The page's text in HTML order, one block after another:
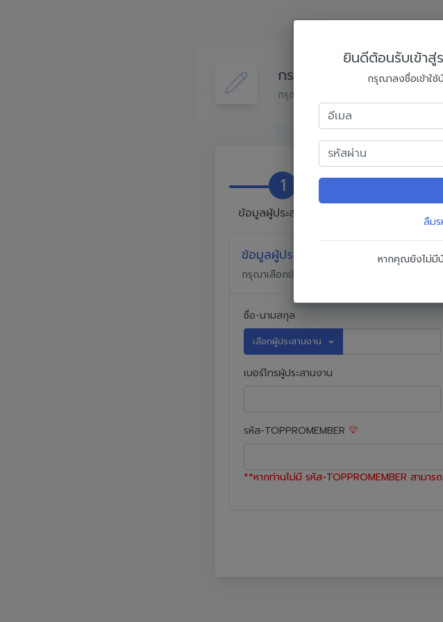
กรอกข้อมูลลงทะเบียนจองอ
กรุณากรอกข้อมูลการจองอบรมให้ครบ
1
ข้อมูลผู้ประสานงาน
2
ข้อมูลผู้ประสานงาน
ชื่อ-นามสกุล
เลือกผู้ประสานงาน
เบอร์โทรผู้ประสานงาน
รหัส-TOPPROMEMBER
**หากท่านไม่มี รหัส-TOPPROMEMBER สามา
ยินดีต้อนรับเข้าสู่
กรุณาลงชื่อเข้าใ
ลืมร
หากคุณยังไม่มี